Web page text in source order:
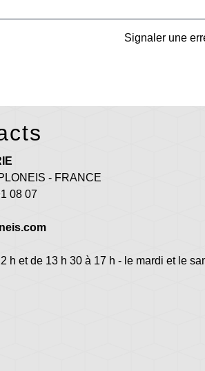
Signaler une
- FRANCE
08 07
et de 13 h 30 à 17 h - le mardi et le